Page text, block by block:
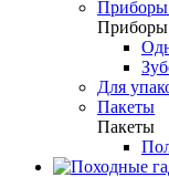
Приборы
Приборы
Для
Пакеты
Пакеты